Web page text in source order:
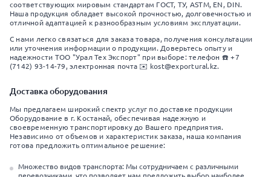
соответствующих мировым стандартам ГОСТ, ТУ, ASTM, EN, DIN.
Наша продукция обладает высокой прочностью, долговечностью и
отличной адаптацией к разнообразным условиям эксплуатации.
С нами легко связаться для заказа товара, получения консультации
или уточнения информации о продукции. Доверьтесь опыту и
надежности ТОО "Урал Тех Экспорт" при выборе: телефон ☎️ +7
(7142) 93-14-79, электронная почта ✉️ kost@exportural.kz.
Доставка оборудования
Мы предлагаем широкий спектр услуг по доставке продукции
Оборудование в г. Костанай, обеспечивая надежную и
своевременную транспортировку до Вашего предприятия.
Независимо от объемов и характеристик заказа, наша компания
готова предложить оптимальное решение:
Множество видов транспорта: Мы сотрудничаем с различными